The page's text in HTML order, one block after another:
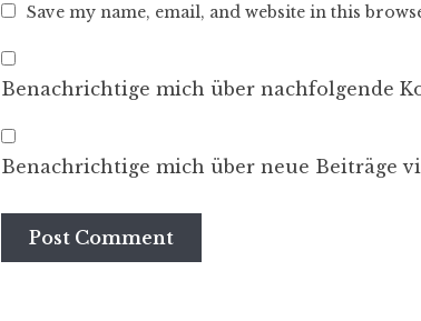
Save my name, email, and website in this
Benachrichtige mich über nachfolgende
Benachrichtige mich über neue Beiträge